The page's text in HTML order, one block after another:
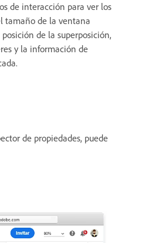
de interacción para ver los
tamaño de la ventana
de la superposición,
y la información de
de propiedades, puede